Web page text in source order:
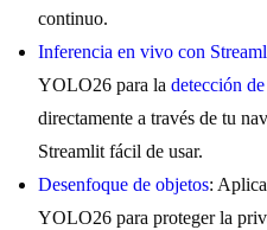
continuo.
Inferencia en vivo con
YOLO26 para la detección
directamente a través de tu
Streamlit fácil de usar.
Desenfoque de objetos:
YOLO26 para proteger la